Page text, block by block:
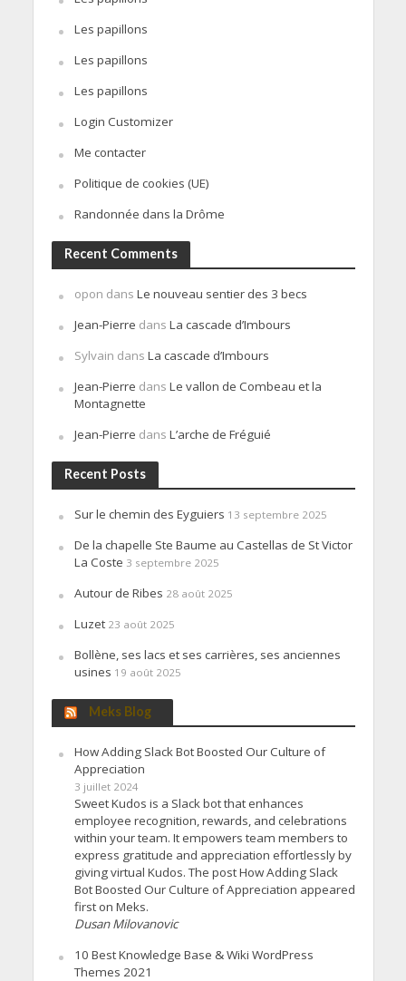
Les papillons
Les papillons
Les papillons
Login Customizer
Me contacter
Politique de cookies (UE)
Randonnée dans la Drôme
Recent Comments
opon dans Le nouveau sentier des 3 becs
Jean-Pierre dans La cascade d’Imbours
Sylvain dans La cascade d’Imbours
Jean-Pierre dans Le vallon de Combeau et la
Montagnette
Jean-Pierre dans L’arche de Fréguié
Recent Posts
Sur le chemin des Eyguiers 13 septembre 2025
De la chapelle Ste Baume au Castellas de St Victor
La Coste 3 septembre 2025
Autour de Ribes 28 août 2025
Luzet 23 août 2025
Bollène, ses lacs et ses carrières, ses anciennes
usines 19 août 2025
Meks Blog
How Adding Slack Bot Boosted Our Culture of
Appreciation
3 juillet 2024
Sweet Kudos is a Slack bot that enhances
employee recognition, rewards, and celebrations
within your team. It empowers team members to
express gratitude and appreciation effortlessly by
giving virtual Kudos. The post How Adding Slack
Bot Boosted Our Culture of Appreciation appeared
first on Meks.
Dusan Milovanovic
10 Best Knowledge Base & Wiki WordPress
Themes 2021